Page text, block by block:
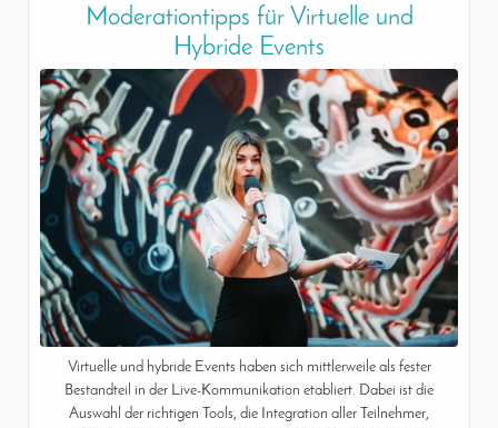
Moderationtipps für Virtuelle und
Hybride Events
Virtuelle und hybride Events haben sich mittlerweile als fester
Bestandteil in der Live-Kommunikation etabliert. Dabei ist die
Auswahl der richtigen Tools, die Integration aller Teilnehmer,